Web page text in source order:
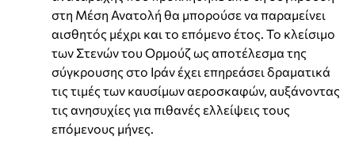
στη Μέση Ανατολή θα μπορούσε να παραμείνει
αισθητός μέχρι και το επόμενο έτος. Το κλείσιμο
των Στενών του Ορμούζ ως αποτέλεσμα της
σύγκρουσης στο Ιράν έχει επηρεάσει δραματικά
τις τιμές των καυσίμων αεροσκαφών, αυξάνοντας
τις ανησυχίες για πιθανές ελλείψεις τους
επόμενους μήνες.